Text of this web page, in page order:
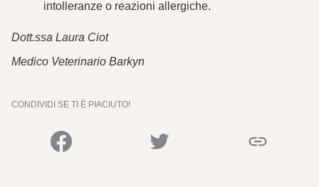
intolleranze o reazioni allergiche.
Dott.ssa Laura Ciot
Medico Veterinario Barkyn
CONDIVIDI SE TI È PIACIUTO!